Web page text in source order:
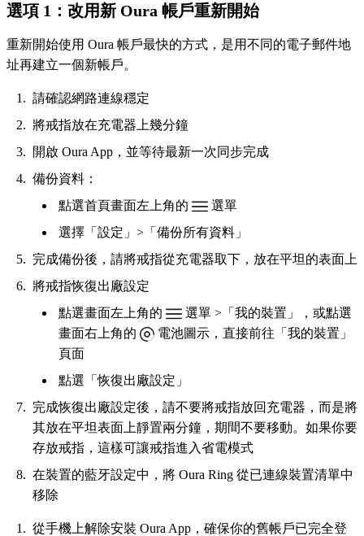
選項 1：改用新 Oura 帳戶重新開始
重新開始使用 Oura 帳戶最快的方式，是用不同的電子郵件地
址再建立一個新帳戶。
請確認網路連線穩定
將戒指放在充電器上幾分鐘
開啟 Oura App，並等待最新一次同步完成
備份資料：
點選首頁畫面左上角的
選單
選擇「設定」>「備份所有資料」
完成備份後，請將戒指從充電器取下，放在平坦的表面上
將戒指恢復出廠設定
點選畫面左上角的
選單 >「我的裝置」，或點選
畫面右上角的
電池圖示，直接前往「我的裝置」
頁面
點選「恢復出廠設定」
完成恢復出廠設定後，請不要將戒指放回充電器，而是將
其放在平坦表面上靜置兩分鐘，期間不要移動。如果你要
存放戒指，這樣可讓戒指進入省電模式
在裝置的藍牙設定中，將 Oura Ring 從已連線裝置清單中
移除
從手機上解除安裝 Oura App，確保你的舊帳戶已完全登